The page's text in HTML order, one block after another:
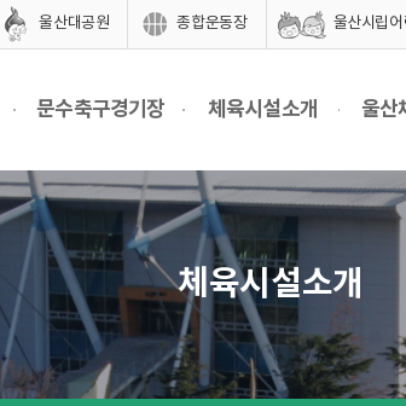
울산대공원 종합운동장 울산시립
문수축구경기장 체육시설소개 울산
체육시설소개